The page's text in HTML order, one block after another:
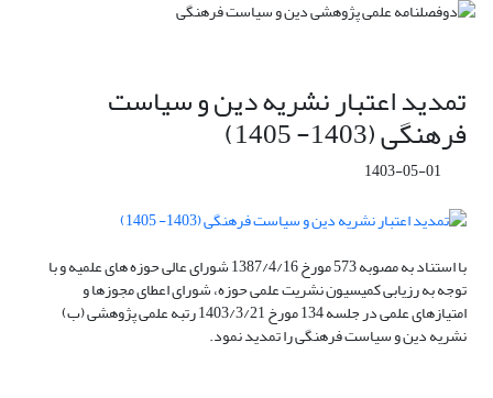
تمدید اعتبار نشریه دین و سیاست
فرهنگی (1403- 1405)
1403-05-01
با استناد به مصوبه 573 مورخ 1387/4/16 شورای عالی حوزه های علمیه و با
توجه به رزیابی کمیسیون نشریت علمی حوزه، شورای اعطای مجوزها و
امتیازهای علمی در جلسه 134 مورخ 1403/3/21 رتبه علمی پژوهشی (ب)
نشریه دین و سیاست فرهنگی را تمدید نمود.